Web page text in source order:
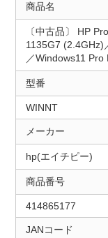
商品名
〔中古品〕 HP
1135G7 (2.4GHz)
／Windows11 Pro
型番
WINNT
メーカー
hp(エイチピー)
商品番号
414865177
JANコード